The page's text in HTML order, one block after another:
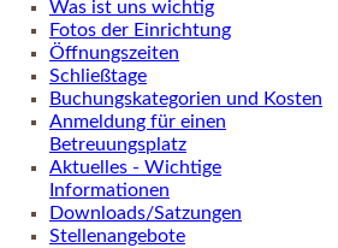
Was ist uns wichtig
Fotos der Einrichtung
Öffnungszeiten
Schließtage
Buchungskategorien und Kosten
Anmeldung für einen
Betreuungsplatz
Aktuelles - Wichtige
Informationen
Downloads/Satzungen
Stellenangebote